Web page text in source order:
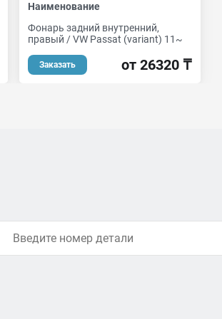
Наименование
Фонарь задний внутренний,
правый / VW Passat (variant) 11~
Заказать от 26320 ₸